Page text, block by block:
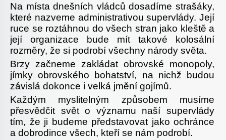
Na místa dnešních vládců dosadíme strašáky,
které nazveme administrativou supervlády. Její
ruce se roztáhnou do všech stran jako kleště a
její organizace bude mít takové kolosální
rozměry, že si podrobí všechny národy světa.
Brzy začneme zakládat obrovské monopoly,
jímky obrovského bohatství, na nichž budou
závislá dokonce i velká jmění gojímů.
Každým myslitelným způsobem musíme
přesvědčit svět o významu naší supervlády
tím, že ji budeme představovat jako ochránce
a dobrodince všech, kteří se nám podrobí.